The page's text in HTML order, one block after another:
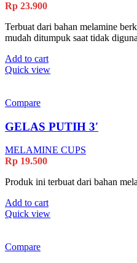
Rp 23.900
Terbuat dari bahan melamine
mudah ditumpuk saat tidak
Add to cart
Quick view
Compare
GELAS PUTIH 3′
MELAMINE CUPS
Rp 19.500
Produk ini terbuat dari bahan
Add to cart
Quick view
Compare